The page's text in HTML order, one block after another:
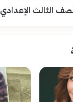
الإعدادي